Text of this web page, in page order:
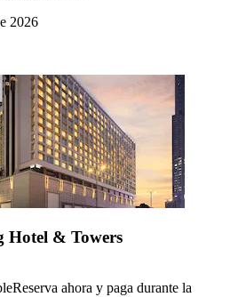
2026
Hotel & Towers
Reserva ahora y paga durante la